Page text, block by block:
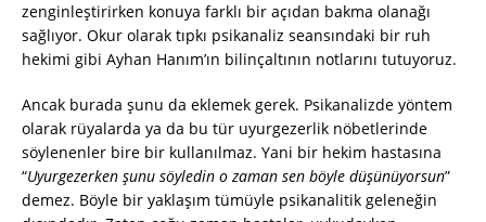
zenginleştirirken konuya farklı bir açıdan bakma olanağı
sağlıyor. Okur olarak tıpkı psikanaliz seansındaki bir ruh
hekimi gibi Ayhan Hanım’ın bilinçaltının notlarını tutuyoruz.
Ancak burada şunu da eklemek gerek. Psikanalizde yöntem
olarak rüyalarda ya da bu tür uyurgezerlik nöbetlerinde
söylenenler bire bir kullanılmaz. Yani bir hekim hastasına
“Uyurgezerken şunu söyledin o zaman sen böyle düşünüyorsun”
demez. Böyle bir yaklaşım tümüyle psikanalitik geleneğin